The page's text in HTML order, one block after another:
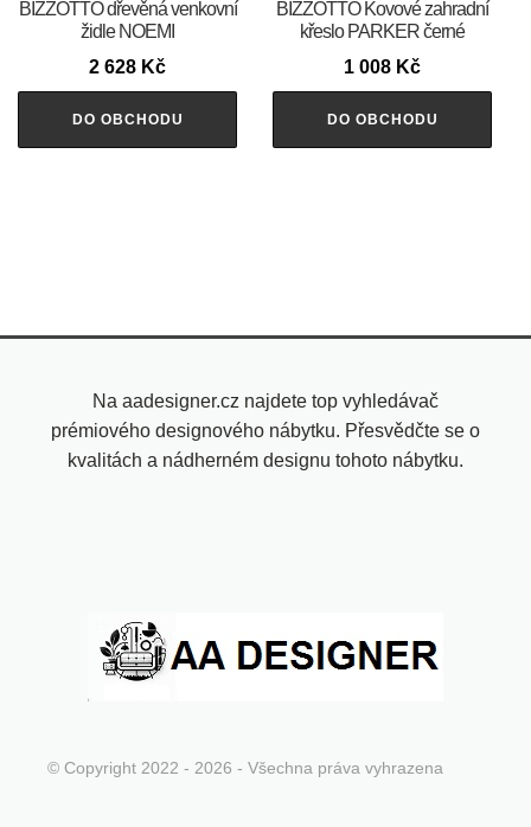
BIZZOTTO dřevěná venkovní
židle NOEMI
2 628 Kč
DO OBCHODU
BIZZOTTO Kovové zahradní
křeslo PARKER černé
1 008 Kč
DO OBCHODU
Na aadesigner.cz najdete top vyhledávač
prémiového designového nábytku. Přesvědčte se o
kvalitách a nádherném designu tohoto nábytku.
© Copyright 2022 - 2026 - Všechna práva vyhrazena